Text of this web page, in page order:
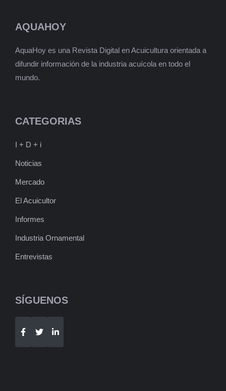
AQUAHOY
AquaHoy es una Revista Digital en Acuicultura orientada a
difundir información de la industria acuícola en todo el
mundo.
CATEGORIAS
I + D + i
Noticias
Mercado
El Acuicultor
Informes
Industria Ornamental
Entrevistas
SÍGUENOS
Telegram